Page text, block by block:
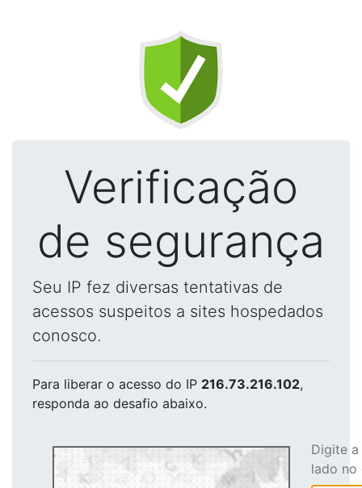
Verificação
de segurança
Seu IP fez diversas tentativas de
acessos suspeitos a sites hospedados
conosco.
Para liberar o acesso do IP 216.73.216.102,
responda ao desafio abaixo.
Digite
lado no